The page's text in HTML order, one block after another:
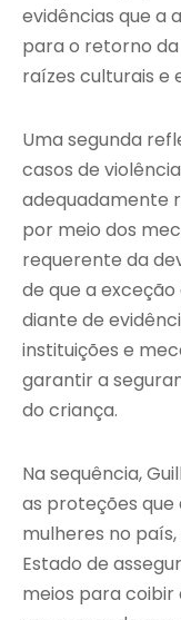
evidências que a
para o retorno
raízes culturais e
Uma segunda
casos de
adequadamente
por meio dos
requerente da
de que a
diante de
instituições e
garantir a
do criança.
Na sequência,
as proteções que
mulheres no
Estado de
meios para coibir